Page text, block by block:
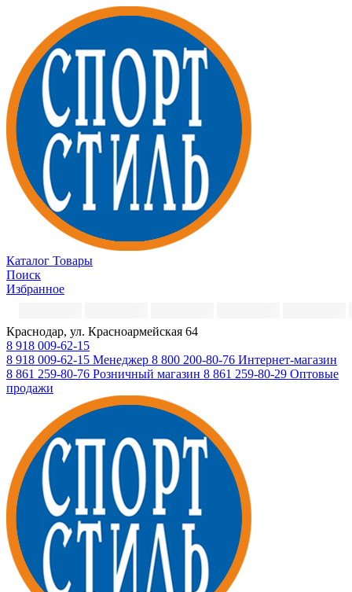
Каталог Товары
Поиск
Избранное
Краснодар, ул. Красноармейская 64
8 918 009-62-15
8 918 009-62-15 Менеджер 8 800 200-80-76 Интернет-магазин
8 861 259-80-76 Розничный магазин 8 861 259-80-29 Оптовые
продажи